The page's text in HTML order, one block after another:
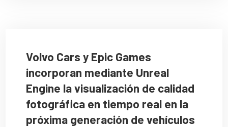
Volvo Cars y Epic Games
incorporan mediante Unreal
Engine la visualización de calidad
fotográfica en tiempo real en la
próxima generación de vehículos